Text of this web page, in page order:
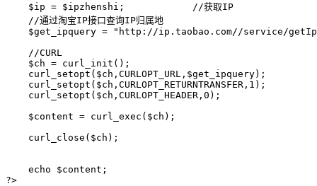
$ip = $ipzhenshi;            //获取IP
//通过淘宝IP接口查询IP归属地
$get_ipquery = "http://ip.taobao.com//service/
//CURL
$ch = curl_init();
curl_setopt($ch,CURLOPT_URL,$get_ipquery);
curl_setopt($ch,CURLOPT_RETURNTRANSFER,1);
curl_setopt($ch,CURLOPT_HEADER,0);
$content = curl_exec($ch);
curl_close($ch);
echo $content;
?>